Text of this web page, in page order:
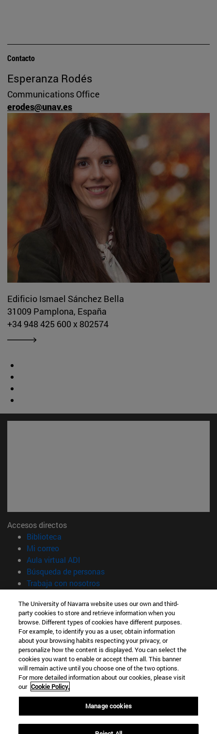
Contacto
Esperanza Rodés
Communications Office
erodes@unav.es
Edificio Ismael Sánchez Bella
31009 Pamplona, España
+34 948 425 600 x 802574
Accesos directos
Biblioteca
Mi correo(abre en nueva ventana)
Aula virtual ADI
Búsqueda de personas(abre en nueva ventana)
Trabaja con nosotros(abre en nueva ventana)
Información
TFNO +34 948 42 56 00
¿QUÉ GRADO TE INTERESA?
¿QUÉ MÁSTER TE INTERESA?
© Universidad de Navarra
Información legal
Accesibilidad
Configuración de cookies
The University of Navarra website uses our own and third-
party cookies to store and retrieve information when you
browse. Different types of cookies have different purposes.
For example, to identify you as a user, obtain information
about your browsing habits respecting your privacy, or
personalize how the content is displayed. You can select the
cookies you want to enable or accept them all. This banner
will remain active until you choose one of the two options.
For more detailed information about our cookies, please visit
our Cookie Policy.
Manage cookies